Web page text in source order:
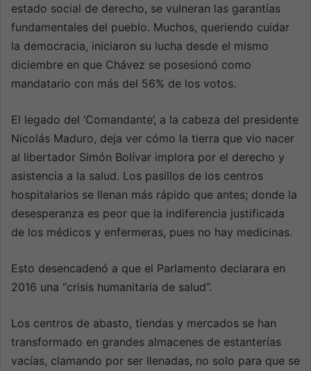
estado social de derecho, se vulneran las garantías
fundamentales del pueblo. Muchos, queriendo cuidar
la democracia, iniciaron su lucha desde el mismo
diciembre en que Chávez se posesionó como
mandatario con más del 56% de los votos.
El legado del ‘Comandante’, a la cabeza del presidente
Nicolás Maduro, deja ver cómo la tierra que vio nacer
al libertador Simón Bolívar implora por el derecho y
asistencia a la salud. Los pasillos de los centros
hospitalarios se llenan más rápido que antes; donde la
desesperanza es peor que la indiferencia justificada
de los médicos y enfermeras, pues no hay medicinas.
Esto desencadenó a que el Parlamento declarara en
2016 una “crisis humanitaria de salud”.
Los centros de abasto, tiendas y mercados se han
transformado en grandes almacenes de estanterías
vacías, clamando por ser llenadas, no solo para que se